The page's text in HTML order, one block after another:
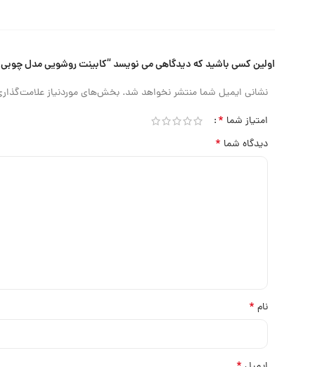
اولین کسی باشید که دیدگاهی می نویسد “کابینت روشویی مدل چوبی DIANA”
نشانی ایمیل شما منتشر نخواهد شد. بخش‌های موردنیاز
امتیاز شما *
دیدگاه شما *
نام *